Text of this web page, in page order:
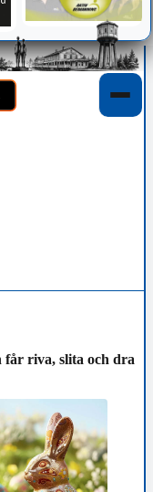
får riva, slita och dra